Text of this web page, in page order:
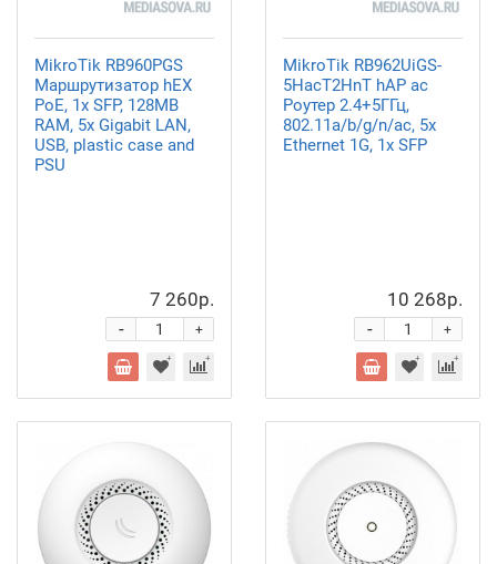
MikroTik RB960PGS
Маршрутизатор hEX
PoE, 1х SFP, 128MB
RAM, 5x Gigabit LAN,
USB, plastic case and
PSU
7 260р.
+
-
MikroTik RB962UiGS-
5HacT2HnT hAP ac
Роутер 2.4+5ГГц,
802.11a/b/g/n/ac, 5x
Ethernet 1G, 1x SFP
10 268р.
+
-